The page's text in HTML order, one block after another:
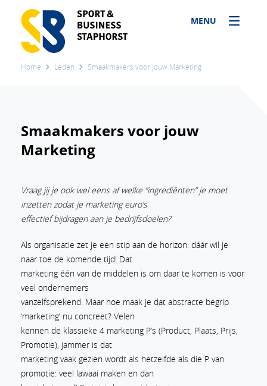
MENU
Home Leden Smaakmakers voor jouw Marketing
Smaakmakers voor jouw
Marketing
Vraag jij je ook wel eens af welke “ingrediënten” je moet
inzetten zodat je marketing euro’s
effectief bijdragen aan je bedrijfsdoelen?
Als organisatie zet je een stip aan de horizon: dáár wil je
naar toe de komende tijd! Dat
marketing één van de middelen is om daar te komen is voor
veel ondernemers
vanzelfsprekend. Maar hoe maak je dat abstracte begrip
‘marketing’ nu concreet? Velen
kennen de klassieke 4 marketing P’s (Product, Plaats, Prijs,
Promotie), jammer is dat
marketing vaak gezien wordt als hetzelfde als die P van
promotie: veel lawaai maken en dan